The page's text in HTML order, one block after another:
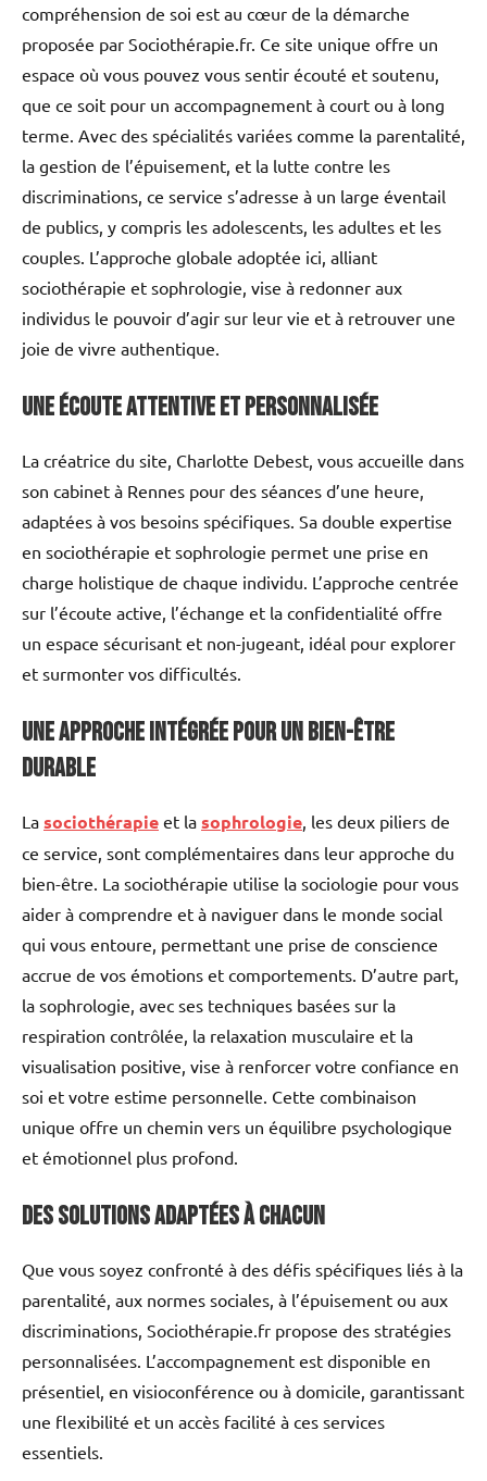
compréhension de soi est au cœur de la démarche
proposée par Sociothérapie.fr. Ce site unique offre un
espace où vous pouvez vous sentir écouté et soutenu,
que ce soit pour un accompagnement à court ou à long
terme. Avec des spécialités variées comme la parentalité,
la gestion de l’épuisement, et la lutte contre les
discriminations, ce service s’adresse à un large éventail
de publics, y compris les adolescents, les adultes et les
couples. L’approche globale adoptée ici, alliant
sociothérapie et sophrologie, vise à redonner aux
individus le pouvoir d’agir sur leur vie et à retrouver une
joie de vivre authentique.
Une écoute attentive et personnalisée
La créatrice du site, Charlotte Debest, vous accueille dans
son cabinet à Rennes pour des séances d’une heure,
adaptées à vos besoins spécifiques. Sa double expertise
en sociothérapie et sophrologie permet une prise en
charge holistique de chaque individu. L’approche centrée
sur l’écoute active, l’échange et la confidentialité offre
un espace sécurisant et non-jugeant, idéal pour explorer
et surmonter vos difficultés.
Une approche intégrée pour un bien-être
durable
La sociothérapie et la sophrologie , les deux piliers de
ce service, sont complémentaires dans leur approche du
bien-être. La sociothérapie utilise la sociologie pour vous
aider à comprendre et à naviguer dans le monde social
qui vous entoure, permettant une prise de conscience
accrue de vos émotions et comportements. D’autre part,
la sophrologie, avec ses techniques basées sur la
respiration contrôlée, la relaxation musculaire et la
visualisation positive, vise à renforcer votre confiance en
soi et votre estime personnelle. Cette combinaison
unique offre un chemin vers un équilibre psychologique
et émotionnel plus profond.
Des solutions adaptées à chacun
Que vous soyez confronté à des défis spécifiques liés à la
parentalité, aux normes sociales, à l’épuisement ou aux
discriminations, Sociothérapie.fr propose des stratégies
personnalisées. L’accompagnement est disponible en
présentiel, en visioconférence ou à domicile, garantissant
une flexibilité et un accès facilité à ces services
essentiels.